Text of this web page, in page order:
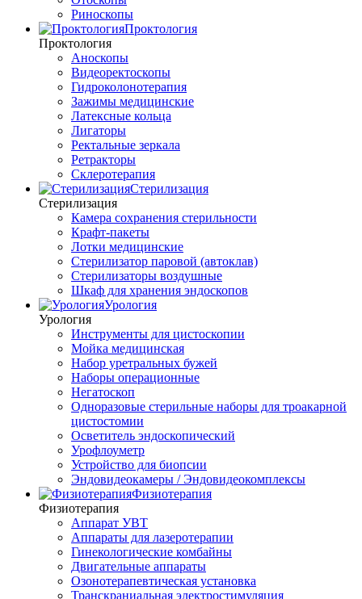
Риноскопы
Проктология
Проктология
Аноскопы
Видеоректоскопы
Гидроколонотерапия
Зажимы медицинские
Латексные кольца
Лигаторы
Ректальные зеркала
Ретракторы
Склеротерапия
Стерилизация
Стерилизация
Камера сохранения стерильности
Крафт-пакеты
Лотки медицинские
Стерилизатор паровой (автоклав)
Стерилизаторы воздушные
Шкаф для хранения эндоскопов
Урология
Урология
Инструменты для цистоскопии
Мойка медицинская
Набор уретральных бужей
Наборы операционные
Негатоскоп
Одноразовые стерильные наборы для троакарной
цистостомии
Осветитель эндоскопический
Урофлоуметр
Устройство для биопсии
Эндовидеокамеры / Эндовидеокомплексы
Физиотерапия
Физиотерапия
Аппарат УВТ
Аппараты для лазеротерапии
Гинекологические комбайны
Двигательные аппараты
Озонотерапевтическая установка
Транскраниальная электростимуляция